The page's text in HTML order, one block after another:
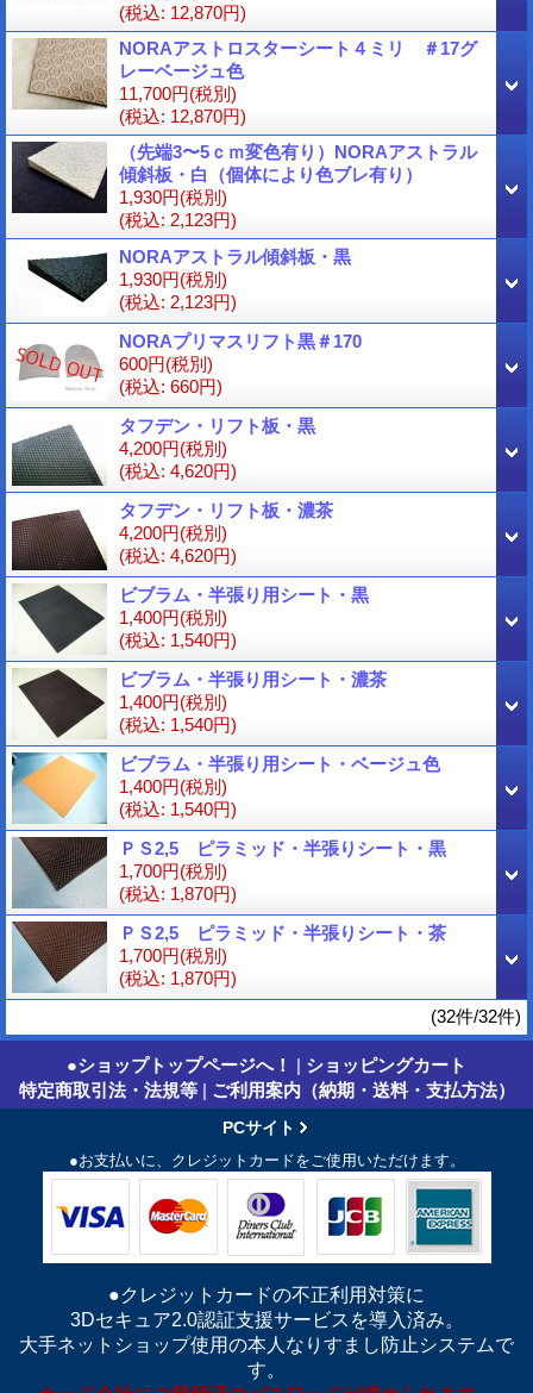
(税込: 12,870円)
NORAアストロスターシート４ミリ ＃17グ
レーベージュ色
11,700円(税別)
(税込: 12,870円)
（先端3〜5ｃｍ変色有り）NORAアストラル
傾斜板・白（個体により色ブレ有り）
1,930円(税別)
(税込: 2,123円)
NORAアストラル傾斜板・黒
1,930円(税別)
(税込: 2,123円)
NORAプリマスリフト黒＃170
600円(税別)
(税込: 660円)
タフデン・リフト板・黒
4,200円(税別)
(税込: 4,620円)
タフデン・リフト板・濃茶
4,200円(税別)
(税込: 4,620円)
ビブラム・半張り用シート・黒
1,400円(税別)
(税込: 1,540円)
ビブラム・半張り用シート・濃茶
1,400円(税別)
(税込: 1,540円)
ビブラム・半張り用シート・ベージュ色
1,400円(税別)
(税込: 1,540円)
ＰＳ2,5 ピラミッド・半張りシート・黒
1,700円(税別)
(税込: 1,870円)
ＰＳ2,5 ピラミッド・半張りシート・茶
1,700円(税別)
(税込: 1,870円)
(32件/32件)
●ショップトップページへ！ | ショッピングカート
特定商取引法・法規等 | ご利用案内（納期・送料・支払方法）
PCサイト
●お支払いに、クレジットカードをご使用いただけます。
●クレジットカードの不正利用対策に
3Dセキュア2.0認証支援サービスを導入済み。
大手ネットショップ使用の本人なりすまし防止システムで
す。